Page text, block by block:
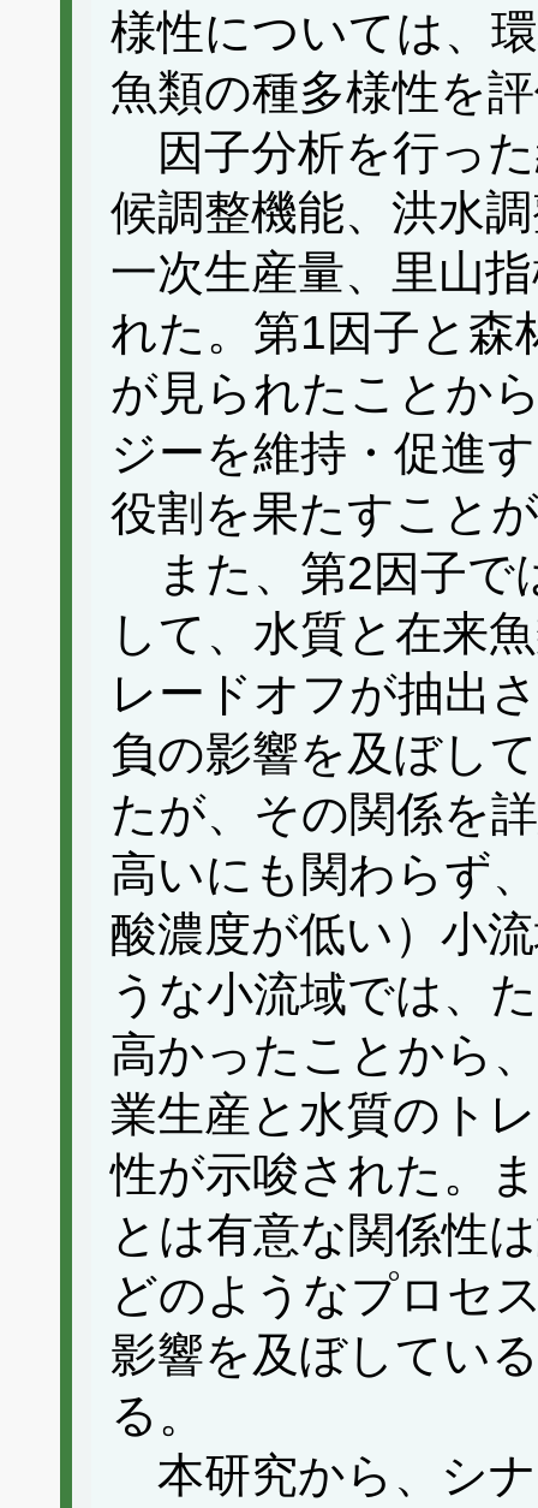
様性については、
魚類の種多様性を
因子分析を行っ
候調整機能、洪水
一次生産量、里山
れた。第1因子と森
が見られたことか
ジーを維持・促進
役割を果たすこと
また、第2因子で
して、水質と在来
レードオフが抽出
負の影響を及ぼし
たが、その関係を
高いにも関わらず
酸濃度が低い）小
うな小流域では、
高かったことから
業生産と水質のト
性が示唆された。
とは有意な関係性
どのようなプロセ
影響を及ぼしてい
る。
本研究から、シ